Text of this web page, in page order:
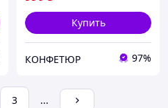
Купить
КОНФЕТЮР 97%
3 ...